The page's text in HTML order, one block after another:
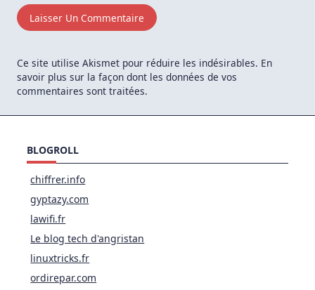
Ce site utilise Akismet pour réduire les indésirables. En
savoir plus sur la façon dont les données de vos
commentaires sont traitées.
BLOGROLL
chiffrer.info
gyptazy.com
lawifi.fr
Le blog tech d'angristan
linuxtricks.fr
ordirepar.com